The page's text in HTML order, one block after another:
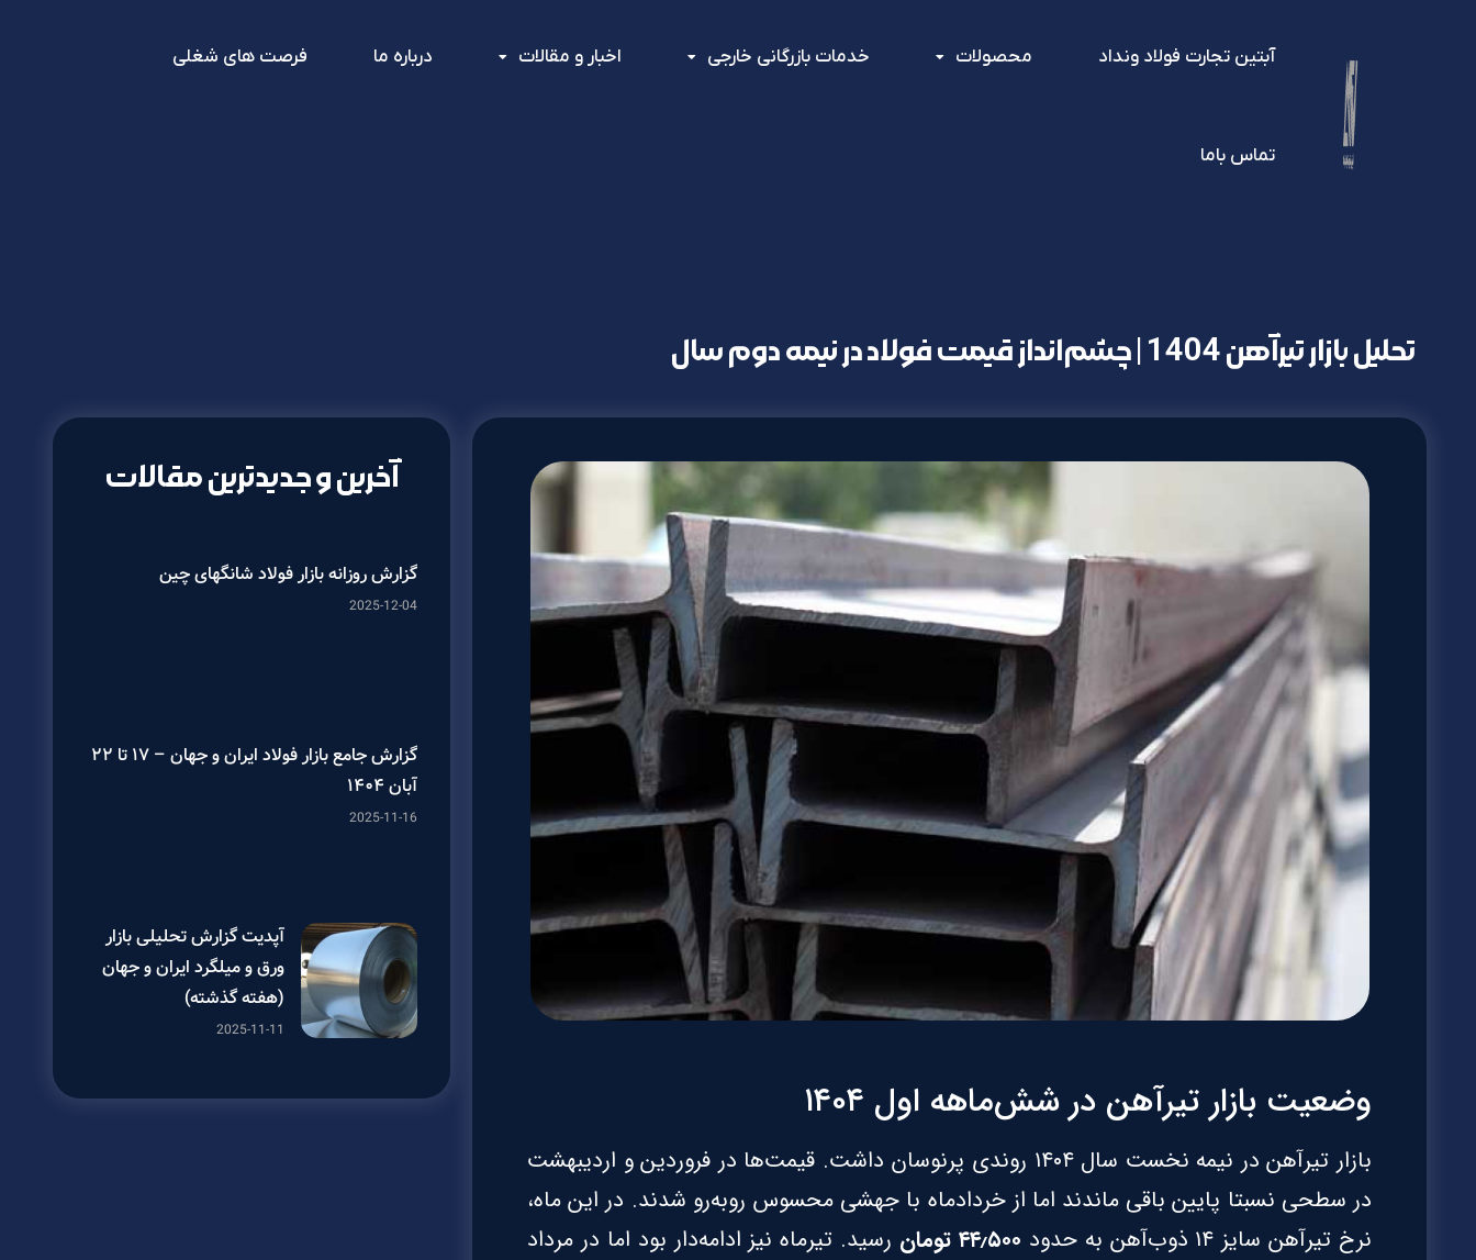
آبتین تجارت فولاد ونداد محصولات خدمات بازرگانی خارجی اخبار و مقالات درباره ما فرصت های شغلی
تماس باما
تحلیل بازار تیرآهن 1404 | چشم‌انداز قیمت فولاد در نیمه دوم سال
وضعیت بازار تیرآهن در شش‌ماهه اول ۱۴۰۴
بازار تیرآهن در نیمه نخست سال ۱۴۰۴ روندی پرنوسان داشت. قیمت‌ها در فروردین و اردیبهشت
در سطحی نسبتا پایین باقی ماندند اما از خردادماه با جهشی محسوس روبه‌رو شدند. در این ماه،
نرخ تیرآهن سایز ۱۴ ذوب‌آهن به حدود
۴۴٫۵۰۰ تومان
رسید. تیرماه نیز ادامه‌دار بود اما در مرداد
آخرین و جدیدترین مقالات
گزارش روزانه بازار فولاد شانگهای چین
2025-12-04
گزارش جامع بازار فولاد ایران و جهان – ۱۷ تا ۲۲
آبان ۱۴۰۴
2025-11-16
آپدیت گزارش تحلیلی بازار
ورق و میلگرد ایران و جهان
(هفته گذشته)
2025-11-11